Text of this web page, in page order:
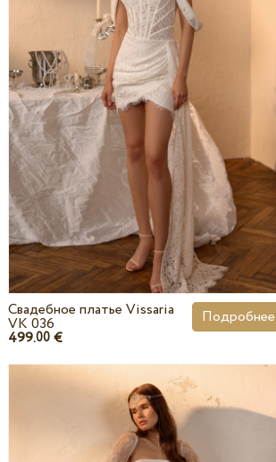
Свадебное платье Vissaria
VK 036
499.00 €
Подробнее